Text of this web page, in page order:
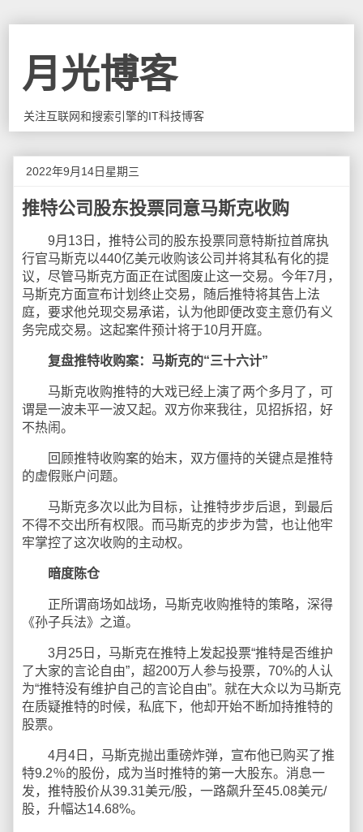
月光博客
关注互联网和搜索引擎的IT科技博客
2022年9月14日星期三
推特公司股东投票同意马斯克收购
9月13日，推特公司的股东投票同意特斯拉首席执
行官马斯克以440亿美元收购该公司并将其私有化的提
议，尽管马斯克方面正在试图废止这一交易。今年7月，
马斯克方面宣布计划终止交易，随后推特将其告上法
庭，要求他兑现交易承诺，认为他即便改变主意仍有义
务完成交易。这起案件预计将于10月开庭。
复盘推特收购案：马斯克的“三十六计”
马斯克收购推特的大戏已经上演了两个多月了，可
谓是一波未平一波又起。双方你来我往，见招拆招，好
不热闹。
回顾推特收购案的始末，双方僵持的关键点是推特
的虚假账户问题。
马斯克多次以此为目标，让推特步步后退，到最后
不得不交出所有权限。而马斯克的步步为营，也让他牢
牢掌控了这次收购的主动权。
暗度陈仓
正所谓商场如战场，马斯克收购推特的策略，深得
《孙子兵法》之道。
3月25日，马斯克在推特上发起投票“推特是否维护
了大家的言论自由”，超200万人参与投票，70%的人认
为“推特没有维护自己的言论自由”。就在大众以为马斯克
在质疑推特的时候，私底下，他却开始不断加持推特的
股票。
4月4日，马斯克抛出重磅炸弹，宣布他已购买了推
特9.2％的股份，成为当时推特的第一大股东。消息一
发，推特股价从39.31美元/股，一路飙升至45.08美元/
股，升幅达14.68%。